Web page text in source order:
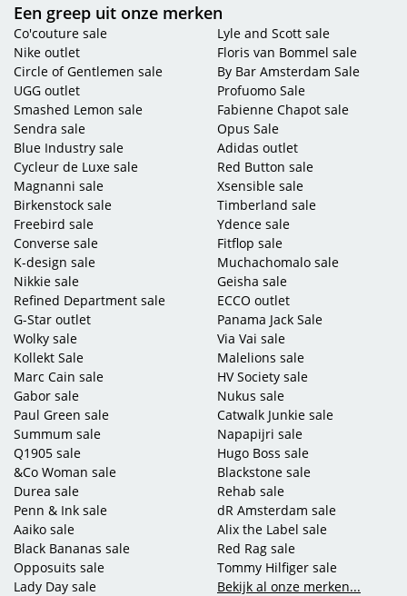
Een greep uit onze merken
Co'couture sale
Nike outlet
Circle of Gentlemen sale
UGG outlet
Smashed Lemon sale
Sendra sale
Blue Industry sale
Cycleur de Luxe sale
Magnanni sale
Birkenstock sale
Freebird sale
Converse sale
K-design sale
Nikkie sale
Refined Department sale
Lyle and Scott sale
Floris van Bommel sale
By Bar Amsterdam Sale
Profuomo Sale
Fabienne Chapot sale
Opus Sale
Adidas outlet
Red Button sale
Xsensible sale
Timberland sale
Ydence sale
Fitflop sale
Muchachomalo sale
Geisha sale
ECCO outlet
G-Star outlet
Wolky sale
Kollekt Sale
Marc Cain sale
Gabor sale
Paul Green sale
Summum sale
Q1905 sale
&Co Woman sale
Durea sale
Penn & Ink sale
Aaiko sale
Black Bananas sale
Opposuits sale
Lady Day sale
Panama Jack Sale
Via Vai sale
Malelions sale
HV Society sale
Nukus sale
Catwalk Junkie sale
Napapijri sale
Hugo Boss sale
Blackstone sale
Rehab sale
dR Amsterdam sale
Alix the Label sale
Red Rag sale
Tommy Hilfiger sale
Bekijk al onze merken...